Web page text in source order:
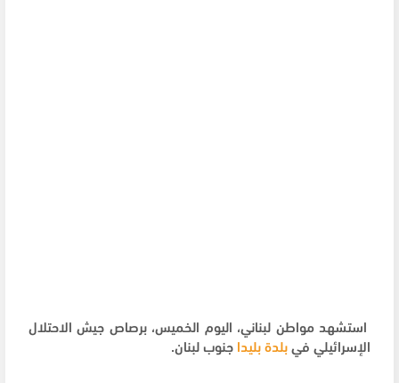
استشهد مواطن لبناني، اليوم الخميس، برصاص جيش الاحتلال
الإسرائيلي فيبلدة بليدا جنوب لبنان.